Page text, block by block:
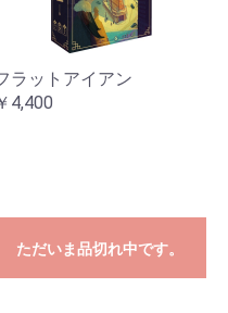
ラットアイアン
4,400
ただいま品切れ中です。